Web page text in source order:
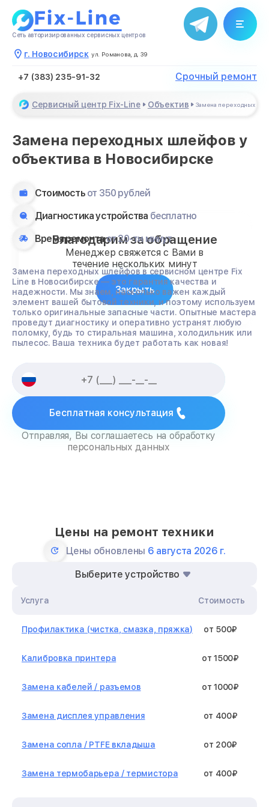
Сеть авторизированных сервисных центров
г. Новосибирск ул. Романова, д. 39
+7 (383) 235-91-32 Срочный ремонт
Сервисный центр Fix-Line Объектив Замена переходных
Замена переходных шлейфов у
объектива в Новосибирске
Стоимость от 350 рублей
Диагностика устройства бесплатно
Время ремонтаот 20-ти минут
Замена переходных шлейфов в сервисном центре Fix
Line в Новосибирске — это гарантия качества и
надежности. Мы знаем, насколько важен каждый
элемент вашей бытовой техники, и поэтому используем
только оригинальные запасные части. Опытные мастера
проведут диагностику и оперативно устранят любую
поломку, будь то стиральная машина, холодильник или
пылесос. Ваша техника будет работать как новая!
Бесплатная консультация
Отправляя, Вы соглашаетесь на обработку
персональных данных
Цены на ремонт техники
Цены обновлены 6 августа 2026 г.
Выберите устройство
Услуга Стоимость
Профилактика (чистка, смазка, пряжка) от 500₽
Калибровка принтера от 1500₽
Замена кабелей / разъемов от 1000₽
Замена дисплея управления от 400₽
Замена сопла / PTFE вкладыша от 200₽
Замена термобарьера / термистора от 400₽
Благодарим за обращение
Менеджер свяжется с Вами в
течение нескольких минут
Закрыть